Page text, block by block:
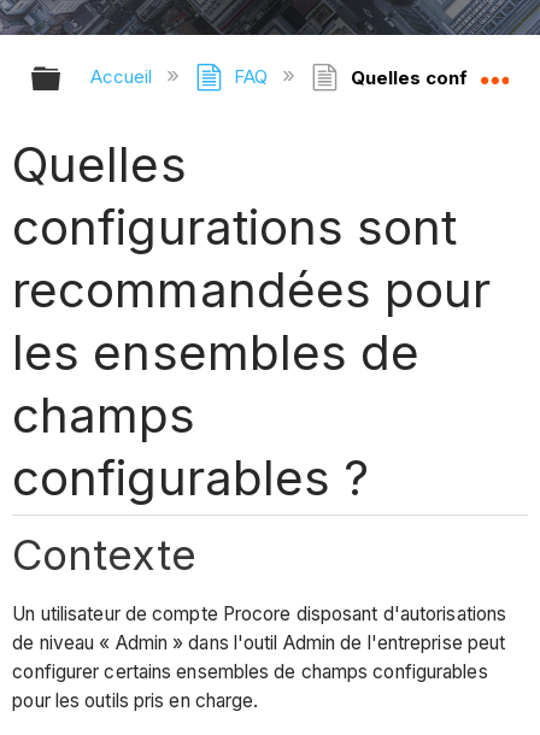
Développer/réduire la hiérarchie
Accueil FAQ Quelles
Quelles
configurations sont
recommandées pour
les ensembles de
champs
configurables ?
Contexte
Un utilisateur de compte Procore disposant d'autorisations
de niveau « Admin » dans l'outil Admin de l'entreprise peut
configurer certains ensembles de champs configurables
pour les outils pris en charge.